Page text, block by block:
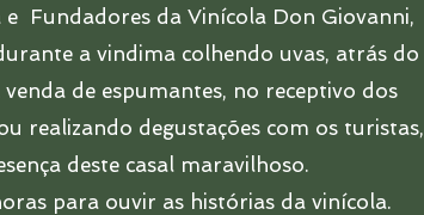
e Fundadores da Vinícola Don Giovanni,
a vindima colhendo uvas, atrás do
de espumantes, no receptivo dos
realizando degustações com os turistas,
deste casal maravilhoso.
para ouvir as histórias da vinícola.